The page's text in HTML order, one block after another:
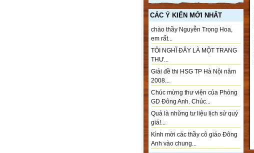
CÁC Ý KIẾN MỚI NHẤT
chào thầy Nguyễn Trọng Hoa,
em rất...
TÔI NGHĨ ĐÂY LÀ MỘT TRANG
THƯ...
Giải đề thi HSG TP Hà Nội năm
2008...
Chúc mừng thư viện của Phòng
GD Đông Anh. Chúc...
Quả là những tư liệu lịch sử quý
giá!...
Kình mời các thầy cô giáo Đông
Anh vào chung...